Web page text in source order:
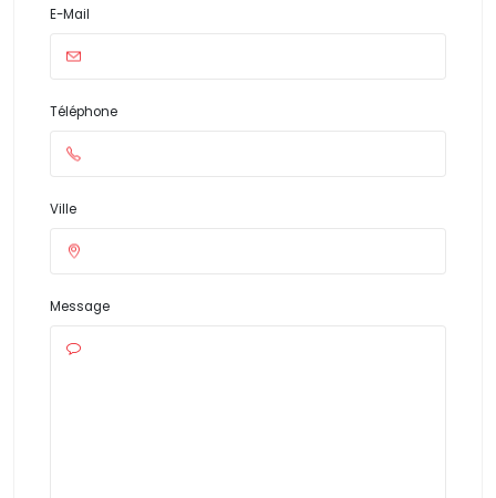
E-Mail
Téléphone
Ville
Message